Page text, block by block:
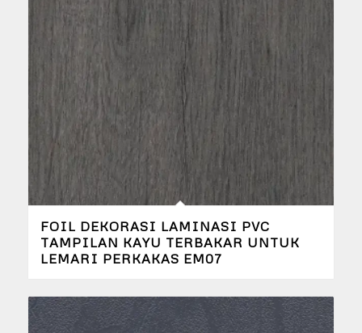
FOIL DEKORASI LAMINASI PVC
TAMPILAN KAYU TERBAKAR UNTUK
LEMARI PERKAKAS EM07